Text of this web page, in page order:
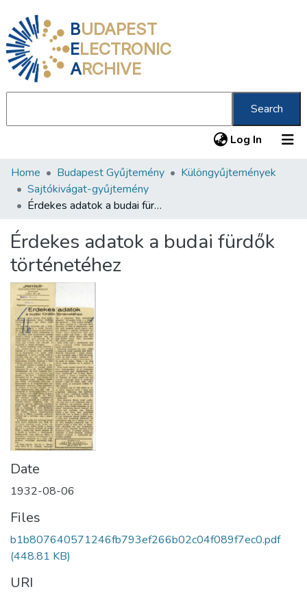
BUDAPEST
ELECTRONIC
ARCHIVE
Search
Log In (current)
Communities & Collections
All of DSpace
Statistics
About us
Home Budapest Gyűjtemény
Különgyűjtemények
Sajtókivágat-gyűjtemény
Érdekes adatok a budai fürdők történetéhez
Érdekes adatok a budai fürdők
történetéhez
Date
1932-08-06
Files
b1b807640571246fb793ef266b02c04f089f7ec0.pdf
(448.81 KB)
URI